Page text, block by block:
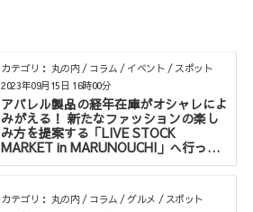
カテゴリ： 丸の内 / コラム / イベント / スポット
アパレル製品の経年在庫がオシャレによ
みがえる！ 新たなファッションの楽し
み方を提案する「LIVE STOCK
MARKET in MARUNOUCHI」へ行って
みた
2023年09月15日 16時00分
カテゴリ： 丸の内 / コラム / グルメ / スポット